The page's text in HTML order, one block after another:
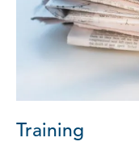
Training